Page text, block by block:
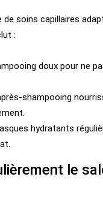
de soins capillaires
:
doux pour ne
shampooing
hydratants
le